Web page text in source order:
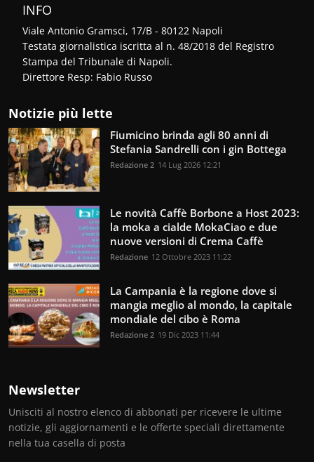
INFO
Viale Antonio Gramsci, 17/B - 80122 Napoli
Testata giornalistica iscritta al n. 48/2018 del Registro
Stampa del Tribunale di Napoli.
Direttore Resp: Fabio Russo
Notizie più lette
Fiumicino brinda agli 80 anni di
Stefania Sandrelli con i gin Bottega
Redazione 2 14 Lug 2026 12:21
Le novità Caffè Borbone a Host 2023:
la moka a cialde MokaCiao e due
nuove versioni di Crema Caffè
Redazione 12 Ottobre 2023 11:22
La Campania è la regione dove si
mangia meglio al mondo, la capitale
mondiale del cibo è Roma
Redazione 2 19 Dic 2023 11:44
Newsletter
Unisciti al nostro elenco di abbonati per ricevere le ultime
notizie, gli aggiornamenti e le offerte speciali direttamente
nella tua casella di posta